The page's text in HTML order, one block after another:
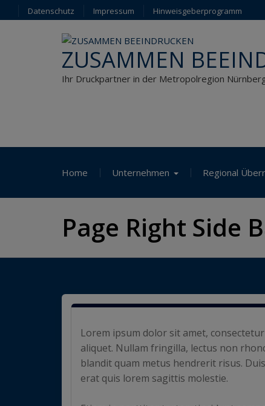
to
Datenschutz Impressum Hinweisgeberprogramm
ZUSAMMEN
Ihr Druckpartner in der Metropolregion
Home Unternehmen Regional
Page Right Side
Lorem ipsum dolor sit amet,
aliquet. Nullam fringilla, lectus non
blandit quam metus hendrerit risus.
erat quis lorem sagittis molestie.